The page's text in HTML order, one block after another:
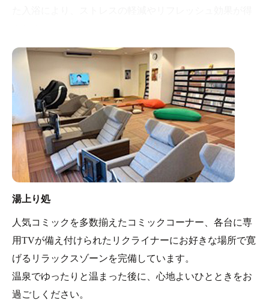
ロウリュサウナは、健康やリラクゼーションを目的とし
た文化的な活動として、人々に広く愛されています。
湯上り処
人気コミックを多数揃えたコミックコーナー、各台に専
用TVが備え付けられたリクライナーにお好きな場所で寛
げるリラックスゾーンを完備しています。
温泉でゆったりと温まった後に、心地よいひとときをお
過ごしください。